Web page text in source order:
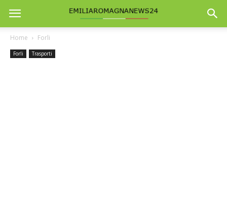
Home Forli
Forli Trasporti